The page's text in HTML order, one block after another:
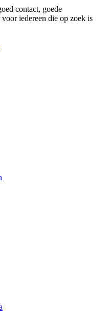
contact, goede
iedereen die op zoek is